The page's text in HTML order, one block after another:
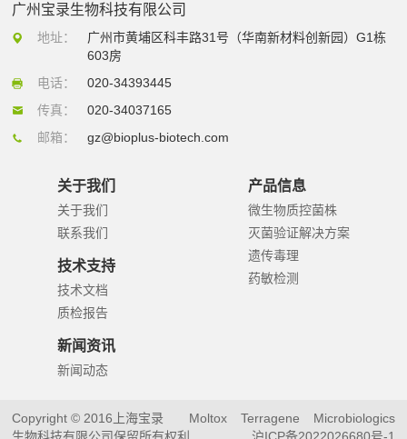
广州宝录生物科技有限公司
地址：
广州市黄埔区科丰路31号（华南新材料创新园）G1栋
603房
电话：
020-34393445
传真：
020-34037165
邮箱：
gz@bioplus-biotech.com
关于我们
关于我们
联系我们
技术支持
技术文档
质检报告
新闻资讯
新闻动态
产品信息
微生物质控菌株
灭菌验证解决方案
遗传毒理
药敏检测
Microbiologics
Terragene
Moltox
Copyright © 2016上海宝录